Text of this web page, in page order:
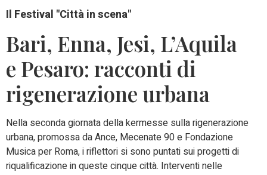
Il Festival "Città in scena"
Bari, Enna, Jesi, L’Aquila
e Pesaro: racconti di
rigenerazione urbana
Nella seconda giornata della kermesse sulla rigenerazione
urbana, promossa da Ance, Mecenate 90 e Fondazione
Musica per Roma, i riflettori si sono puntati sui progetti di
riqualificazione in queste cinque città. Interventi nelle